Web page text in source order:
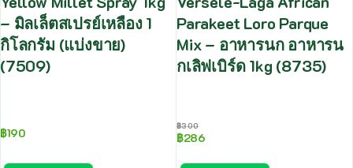
– มิลเล็ตสเปรย์เหลือง 1
กิโลกรัม (แบ่งขาย)
(7509)
฿190
Parakeet Loro Parque
Mix – อาหารนก อาหารน
กเลิฟเบิร์ด 1kg (8735)
฿300
฿286